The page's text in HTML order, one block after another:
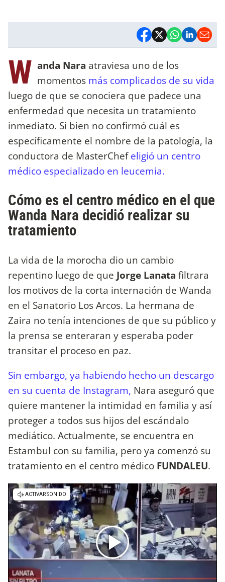
W anda Nara atraviesa uno de los
momentos más complicados de su vida
luego de que se conociera que padece una
enfermedad que necesita un tratamiento
inmediato. Si bien no confirmó cuál es
específicamente el nombre de la patología, la
conductora de MasterChefeligió un centro
médico especializado en leucemia.
Cómo es el centro médico en el que
Wanda Nara decidió realizar su
tratamiento
La vida de la morocha dio un cambio
repentino luego de que Jorge Lanata filtrara
los motivos de la corta internación de Wanda
en el Sanatorio Los Arcos. La hermana de
Zaira no tenía intenciones de que su público y
la prensa se enteraran y esperaba poder
transitar el proceso en paz.
Sin embargo, ya habiendo hecho un descargo
en su cuenta de Instagram, Nara aseguró que
quiere mantener la intimidad en familia y así
proteger a todos sus hijos del escándalo
mediático. Actualmente, se encuentra en
Estambul con su familia, pero ya comenzó su
tratamiento en el centro médico FUNDALEU.